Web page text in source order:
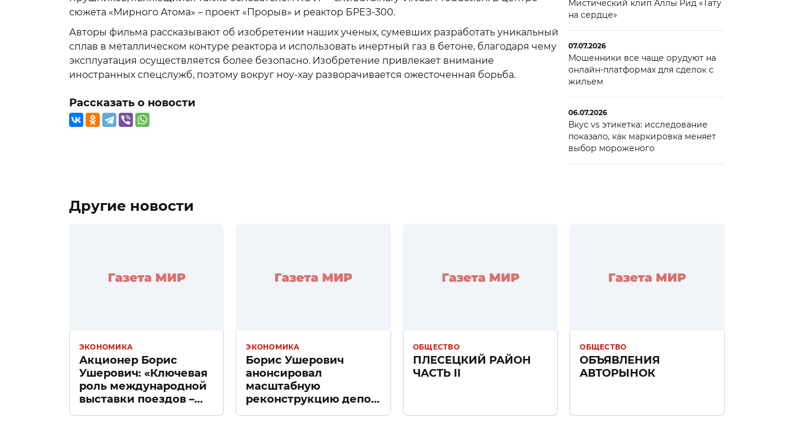
сюжета «Мирного Атома» – проект «Прорыв» и реактор БРЕЗ-300.
Авторы фильма рассказывают об изобретении наших ученых, сумевших разработать уникальный
сплав в металлическом контуре реактора и использовать инертный газ в бетоне, благодаря чему
эксплуатация осуществляется более безопасно. Изобретение привлекает внимание
иностранных спецслужб, поэтому вокруг ноу-хау разворачивается ожесточенная борьба.
Рассказать о новости
Мистический клип Аллы Рид «Тату
на сердце»
07.07.2026
Мошенники все чаще орудуют на
онлайн-платформах для сделок с
жильем
06.07.2026
Вкус vs этикетка: исследование
показало, как маркировка меняет
выбор мороженого
Другие новости
ЭКОНОМИКА
Акционер Борис
Ушерович: «Ключевая
роль международной
выставки поездов –
поиск ответов на
ЭКОНОМИКА
Борис Ушерович
анонсировал
масштабную
реконструкцию депо
«Дачное» в Санкт-
ОБЩЕСТВО
ПЛЕСЕЦКИЙ РАЙОН
ЧАСТЬ II
ОБЩЕСТВО
ОБЪЯВЛЕНИЯ
АВТОРЫНОК